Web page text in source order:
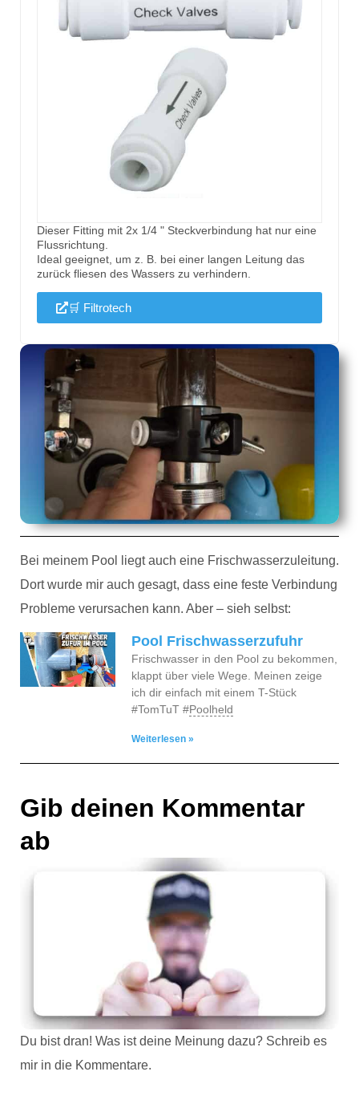
Dieser Fitting mit 2x 1/4 " Steckverbindung hat nur eine
Flussrichtung.
Ideal geeignet, um z. B. bei einer langen Leitung das
zurück fliesen des Wassers zu verhindern.
🛒 Filtrotech
Bei meinem Pool liegt auch eine Frischwasserzuleitung.
Dort wurde mir auch gesagt, dass eine feste Verbindung
Probleme verursachen kann. Aber – sieh selbst:
Pool Frischwasserzufuhr
Frischwasser in den Pool zu bekommen,
klappt über viele Wege. Meinen zeige
ich dir einfach mit einem T-Stück
#TomTuT #Poolheld
Weiterlesen »
Gib deinen Kommentar
ab
Du bist dran! Was ist deine Meinung dazu? Schreib es
mir in die Kommentare.